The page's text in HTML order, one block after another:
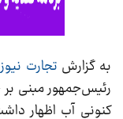
به گزارش تجارت نیوز
رئیس‌جمهور مبنی بر
کنونی آب اظهار